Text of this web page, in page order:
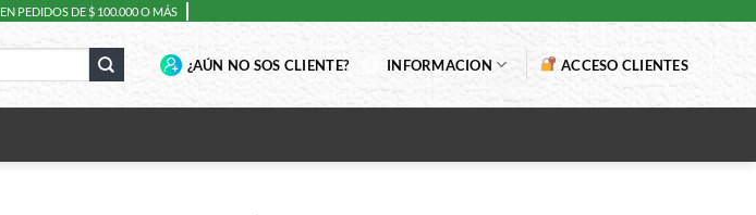
EN PEDIDOS DE $ 100.000 O MÁS
¿AÚN NO SOS CLIENTE? INFORMACION ACCESO CLIENTES